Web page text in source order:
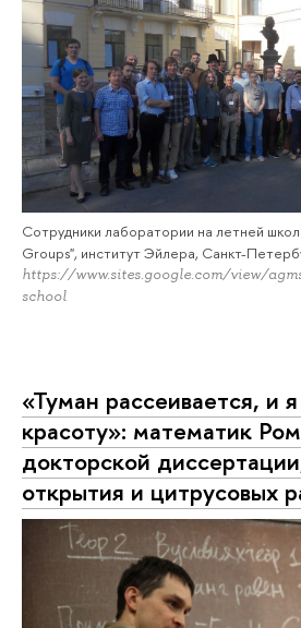
Сотрудники лаборатории на летней
Groups", институт Эйлера, Санкт-
https://www.sites.google.com/view/
school
«Туман рассеивается, и
красоту»: математик
докторской
открытия и цитрусовых